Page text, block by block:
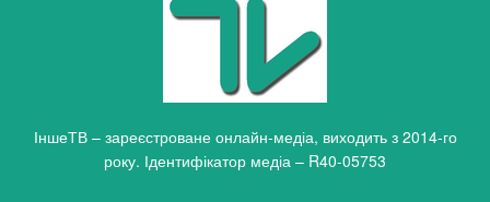
ІншеТВ – зареєстроване онлайн-медіа, виходить з 2014-го
року. Ідентифікатор медіа – R40-05753